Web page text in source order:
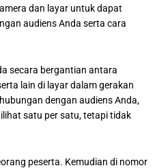
dan layar untuk dapat
audiens Anda serta cara
secara bergantian antara
lain di layar dalam gerakan
dengan audiens Anda,
satu per satu, tetapi tidak
peserta. Kemudian di nomor